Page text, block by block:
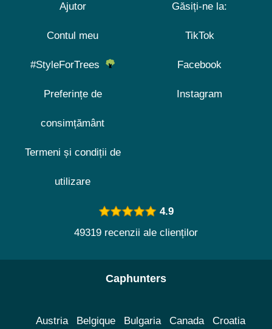
Ajutor
Contul meu
#StyleForTrees
Preferințe de
consimțământ
Termeni și condiții de
utilizare
Găsiți-ne la:
TikTok
Facebook
Instagram
4.9
49319 recenzii ale clienților
Caphunters
Austria Belgique Bulgaria Canada Croatia